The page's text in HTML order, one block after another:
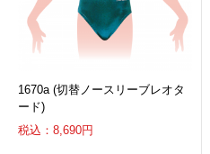
1670a (切替ノースリーブレオタ
ード)
税込：8,690円